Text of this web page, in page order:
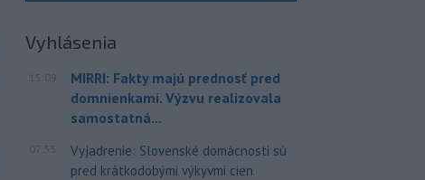
Vyhlásenia
15:09
MIRRI: Fakty majú prednosť pred
domnienkami. Výzvu realizovala
samostatná...
07:55
Vyjadrenie: Slovenské domácnosti sú
pred krátkodobými výkyvmi cien